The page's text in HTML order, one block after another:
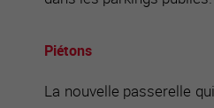
Piétons
La nouvelle passerelle